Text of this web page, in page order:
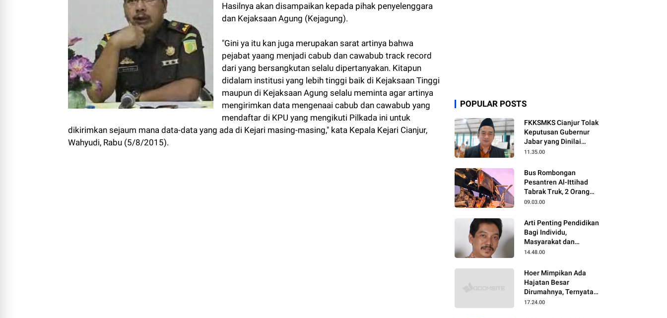
Hasilnya akan disampaikan kepada pihak penyelenggara
dan Kejaksaan Agung (Kejagung).
"Gini ya itu kan juga merupakan sarat artinya bahwa
pejabat yaang menjadi cabub dan cawabub track record
dari yang bersangkutan selalu dipertanyakan. Kitapun
didalam institusi yang lebih tinggi baik di Kejaksaan Tinggi
maupun di Kejaksaan Agung selalu meminta agar artinya
mengirimkan data mengenaai cabub dan cawabub yang
mendaftar di KPU yang mengikuti Pilkada ini untuk
dikirimkan sejaum mana data-data yang ada di Kejari masing-masing," kata Kepala Kejari Cianjur,
Wahyudi, Rabu (5/8/2015).
POPULAR POSTS
FKKSMKS Cianjur Tolak
Keputusan Gubernur
Jabar yang Dinilai
Merugikan Sekolah
11.35.00
Bus Rombongan
Pesantren Al-Ittihad
Tabrak Truk, 2 Orang
Meninggal Dunia
09.03.00
Arti Penting Pendidikan
Bagi Individu,
Masyarakat dan
Negara
14.48.00
Hoer Mimpikan Ada
Hajatan Besar
Dirumahnya, Ternyata
Anaknya Pulang Dalam
17.24.00